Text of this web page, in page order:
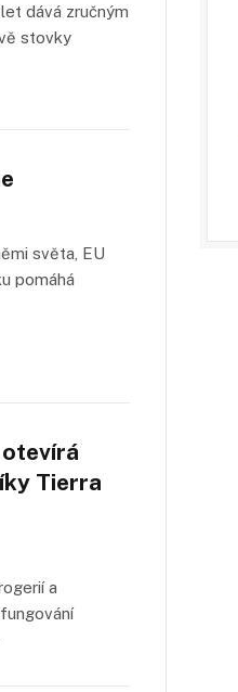
dává zručným
stovky
světa, EU
pomáhá
Tierra
a